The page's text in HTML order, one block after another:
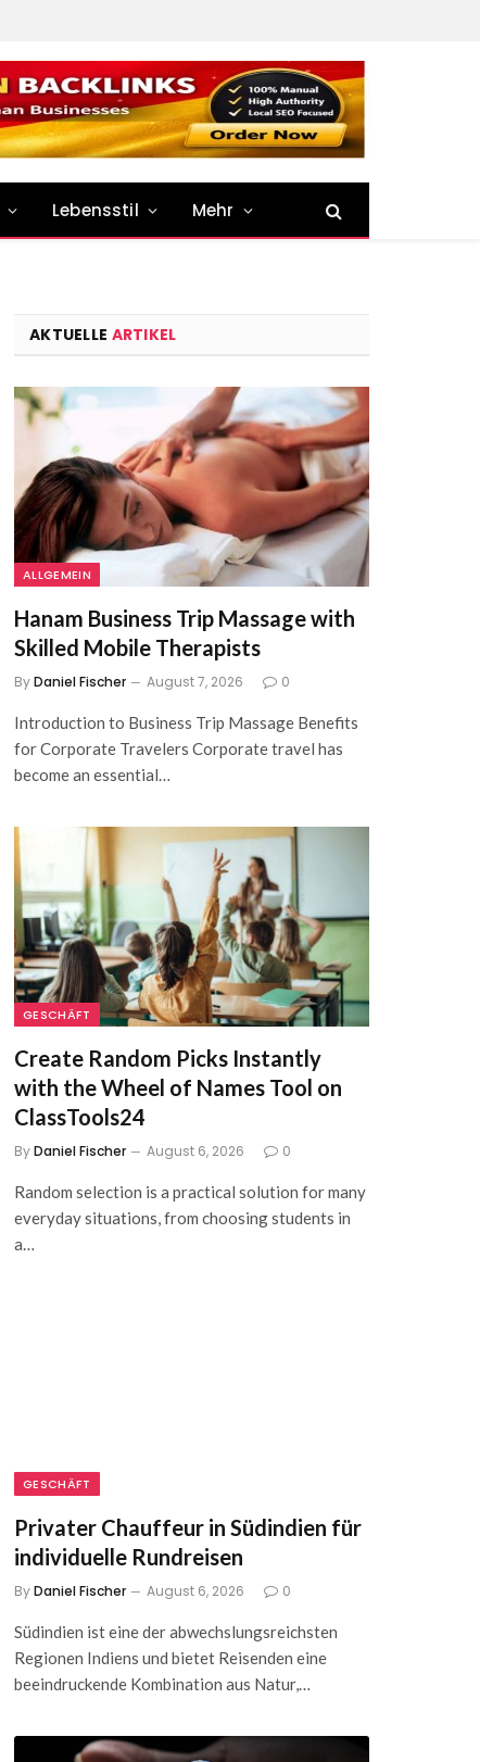
Lebensstil Mehr
AKTUELLE ARTIKEL
ALLGEMEIN
Hanam Business Trip Massage with
Skilled Mobile Therapists
ByDaniel Fischer August 7, 2026 0
Introduction to Business Trip Massage Benefits
for Corporate Travelers Corporate travel has
become an essential…
GESCHÄFT
Create Random Picks Instantly
with the Wheel of Names Tool on
ClassTools24
ByDaniel Fischer August 6, 2026 0
Random selection is a practical solution for many
everyday situations, from choosing students in
a…
GESCHÄFT
Privater Chauffeur in Südindien für
individuelle Rundreisen
ByDaniel Fischer August 6, 2026 0
Südindien ist eine der abwechslungsreichsten
Regionen Indiens und bietet Reisenden eine
beeindruckende Kombination aus Natur,…